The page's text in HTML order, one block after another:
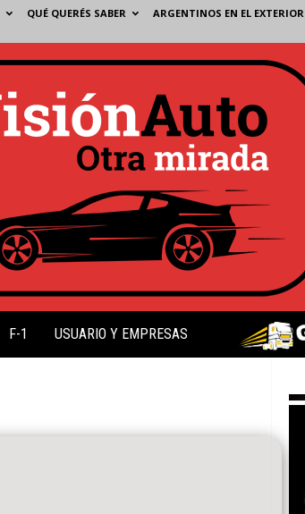
QUÉ QUERÉS SABER ARGENTINOS EN EL EXTERIOR
F-1 USUARIO Y EMPRESAS